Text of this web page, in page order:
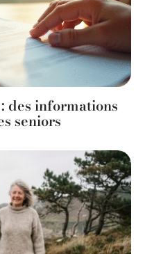
des informations
seniors